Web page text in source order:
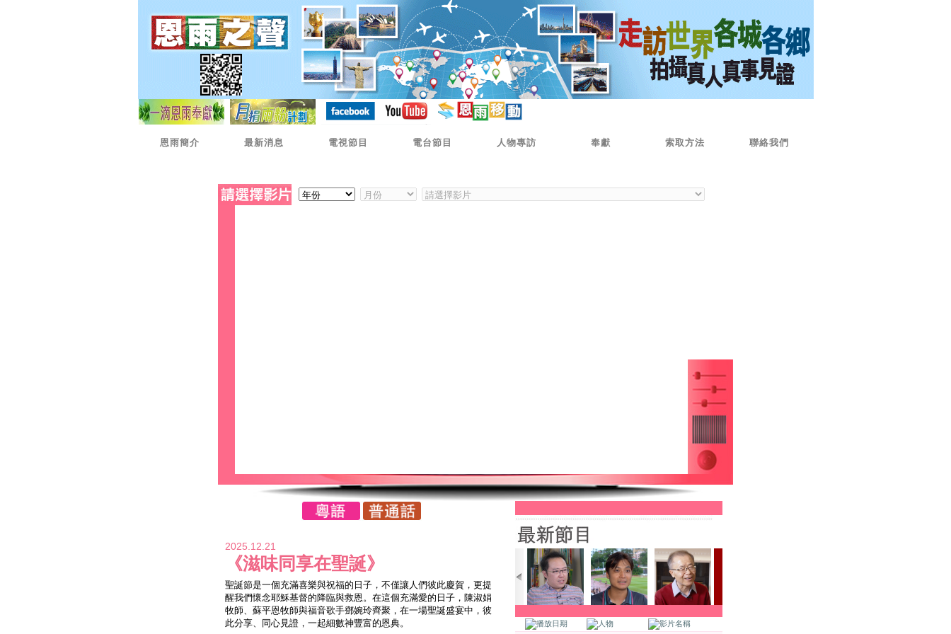
恩雨簡介 最新消息 電視節目 電台節目 人物專訪 奉獻 索取方法 聯絡我們
2025.12.21
《滋味同享在聖誕》
聖誕節是一個充滿喜樂與祝福的日子，不僅讓人們彼此慶賀，更提
醒我們懷念耶穌基督的降臨與救恩。在這個充滿愛的日子，陳淑娟
牧師、蘇平恩牧師與福音歌手鄧婉玲齊聚，在一場聖誕盛宴中，彼
此分享、同心見證，一起細數神豐富的恩典。